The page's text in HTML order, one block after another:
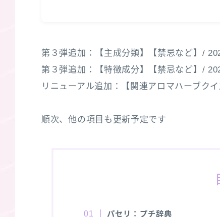
第３弾追加：【主成分類】【禁忌など】/
第３弾追加：【特徴成分】【禁忌など】/
リニューアル追加：【関連アロマハーブク
順次、他の項目も更新予定です
パセリ：プチ辞典